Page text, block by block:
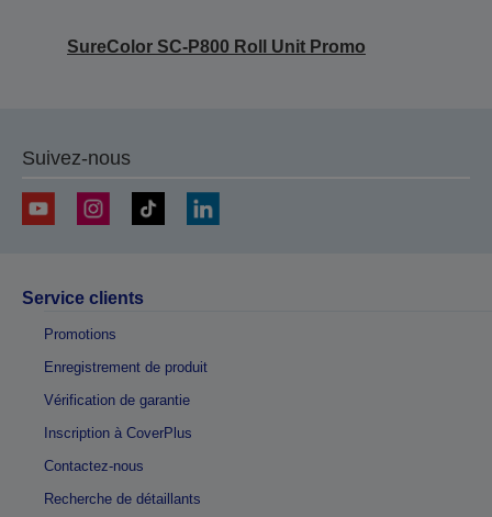
SureColor SC-P800 Roll Unit Promo
Suivez-nous
Service clients
Promotions
Enregistrement de produit
Vérification de garantie
Inscription à CoverPlus
Contactez-nous
Recherche de détaillants